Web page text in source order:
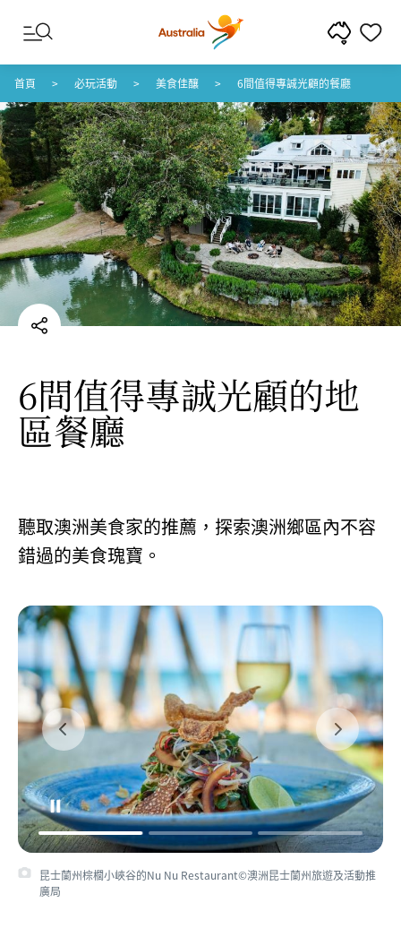
跳至內容
跳至頁尾導覽
首頁 必玩活動 美食佳釀 6間值得專誠光顧的餐廳
6間值得專誠光顧的地
區餐廳
聽取澳洲美食家的推薦，探索澳洲鄉區內不容
錯過的美食瑰寶。
昆士蘭棕櫚小峽谷的Nu Nu Restaurant©Palm Cove Weddings